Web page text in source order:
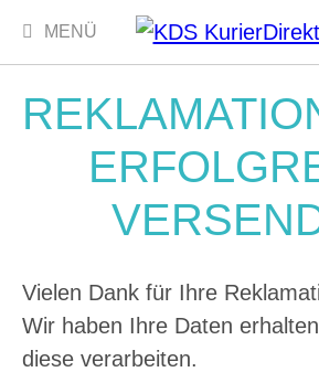
MENÜ
Navigation
überspringen
Vielen Dank für Ihre
Wir haben Ihre Daten
diese verarbeiten.